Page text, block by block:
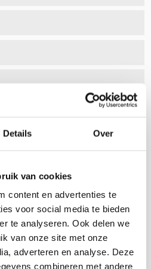
Details Over
van cookies
content en advertenties te
voor social media te bieden
te analyseren. Ook delen we
van onze site met onze
adverteren en analyse. Deze
combineren met andere
microfoons bestaat uit vier
ontworpen voor
RF-stabiliteit. De
8 MHz in de 606-614
systemen bieden kristalheldere
robuuste betrouwbaarheid,
stemweergave en
waardoor u zich vrij
De handheldzenders